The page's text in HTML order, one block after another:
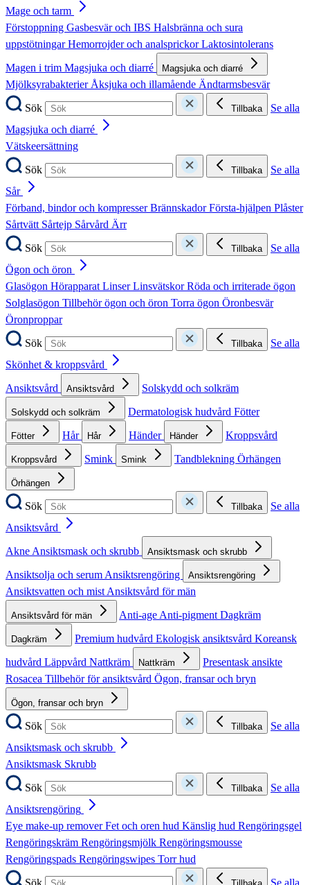
Mage och tarm
Förstoppning Gasbesvär och IBS Halsbränna och sura
uppstötningarHemorrojder och analsprickorLaktosintolerans
Magen i trim Magsjuka och diarré Magsjuka och diarré
MjölksyrabakterierÅksjuka och illamående Ändtarmsbesvär
Sök
Tillbaka
Se alla
Magsjuka och diarré
Vätskeersättning
Sök
Tillbaka
Se alla
Sår
Förband, bindor och kompresserBrännskadorFörsta-hjälpen Plåster
Sårtvätt Sårtejp Sårvård Ärr
Sök
Tillbaka
Se alla
Ögon och öron
Glasögon HörapparatLinserLinsvätskorRöda och irriterade ögon
Solglasögon Tillbehör ögon och öron Torra ögon Öronbesvär
Öronproppar
Sök
Tillbaka
Se alla
Skönhet & kroppsvård
Ansiktsvård
Ansiktsvård Solskydd och solkräm
Solskydd och solkräm Dermatologisk hudvård Fötter
Fötter Hår Hår Händer Händer Kroppsvård
Kroppsvård Smink Smink Tandblekning Örhängen
Örhängen
Sök Tillbaka
Se alla
Ansiktsvård
AkneAnsiktsmask och skrubb Ansiktsmask och skrubb
Ansiktsolja och serumAnsiktsrengöring Ansiktsrengöring
Ansiktsvatten och mistAnsiktsvård för män
Ansiktsvård för män Anti-ageAnti-pigmentDagkräm
Dagkräm Premium hudvård Ekologisk ansiktsvård Koreansk
hudvård Läppvård Nattkräm Nattkräm
Presentask ansikte
Rosacea Tillbehör för ansiktsvård Ögon, fransar och bryn
Ögon, fransar och bryn
Sök Tillbaka
Se alla
Ansiktsmask och skrubb
Ansiktsmask Skrubb
Sök
Tillbaka
Se alla
Ansiktsrengöring
Eye make-up removerFet och oren hud Känslig hud Rengöringsgel
Rengöringskräm Rengöringsmjölk Rengöringsmousse
Rengöringspads Rengöringswipes Torr hud